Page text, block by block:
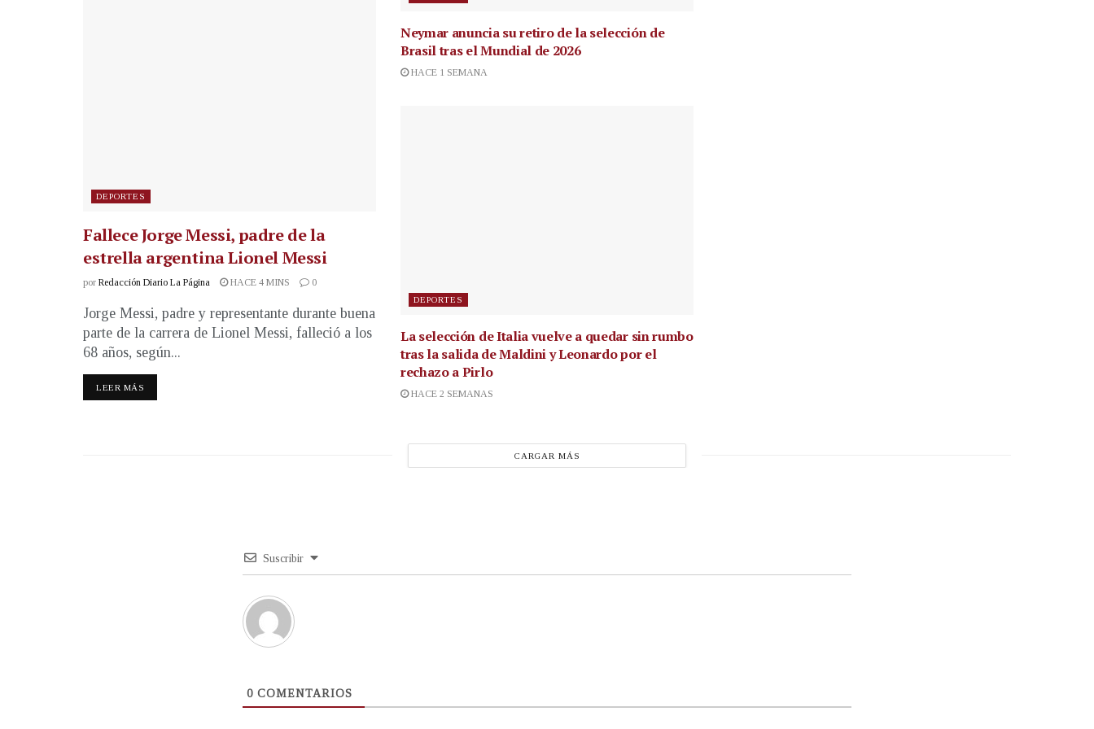
DEPORTES
Fallece Jorge Messi, padre de la
estrella argentina Lionel Messi
por Redacción Diario La Página HACE 4 MINS 0
Jorge Messi, padre y representante durante buena
parte de la carrera de Lionel Messi, falleció a los
68 años, según...
LEER MÁS
Neymar anuncia su retiro de la selección de
Brasil tras el Mundial de 2026
HACE 1 SEMANA
DEPORTES
La selección de Italia vuelve a quedar sin rumbo
tras la salida de Maldini y Leonardo por el
rechazo a Pirlo
HACE 2 SEMANAS
CARGAR MÁS
Suscribir
0 COMENTARIOS